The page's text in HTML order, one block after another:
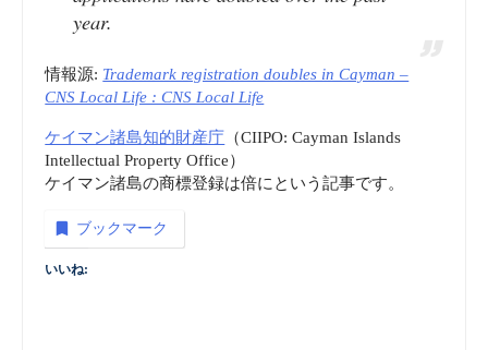
year.
情報源: Trademark registration doubles in Cayman –
CNS Local Life : CNS Local Life
ケイマン諸島知的財産庁 （CIIPO: Cayman Islands
Intellectual Property Office）
ケイマン諸島の商標登録は倍にという記事です。
ブックマーク
いいね: